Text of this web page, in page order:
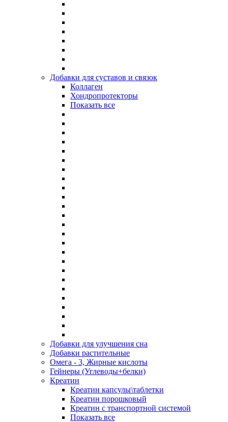
Добавки для суставов и связок
Коллаген
Хондропротекторы
Показать все
Добавки для улучшения сна
Добавки растительные
Омега - 3, Жирные кислоты
Гейнеры (Углеводы+белки)
Креатин
Креатин капсулы\таблетки
Креатин порошковый
Креатин с транспортной системой
Показать все